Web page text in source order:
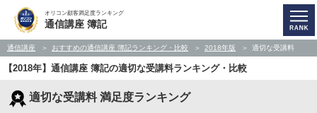
オリコン顧客満足度ランキング
通信講座 簿記
通信講座 おすすめの通信講座 簿記ランキング・比較 2018年版 適切な受講料
【2018年】通信講座 簿記の適切な受講料ランキング・比較
適切な受講料 満足度ランキング